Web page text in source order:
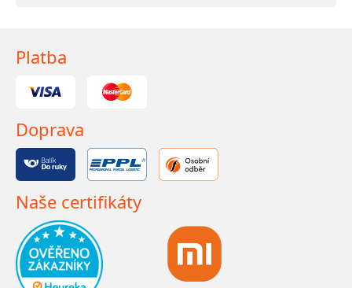
Platba
Doprava
Naše certifikáty